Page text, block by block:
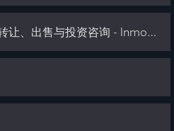
巴塞罗那购买餐厅 | 餐厅转让、出售与投资咨询 - Inmo Olaya